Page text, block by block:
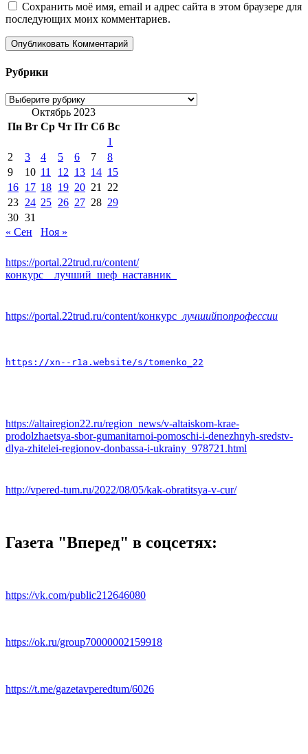
Сохранить моё имя, email и адрес сайта в этом браузере для
последующих моих комментариев.
Рубрики
Рубрики
Октябрь 2023
Пн Вт Ср Чт Пт Сб Вс
1
2
3 4 5 6 7
8
9
10 11 12 13 14 15
16 17 18 19 20 21
22
23 24 25 26 27 28 29
30 31
« Сен
Ноя »
https://portal.22trud.ru/content/
конкурс__лучший_шеф_наставник_
https://portal.22trud.ru/content/конкурс _лучшийпопрофессии
https://xn--r1a.website/s/tomenko_22
https://altairegion22.ru/region_news/v-altaiskom-krae-
prodolzhaetsya-sbor-gumanitarnoi-pomoschi-i-denezhnyh-sredstv-
dlya-zhitelei-regionov-donbassa-i-ukrainy_978721.html
http://vpered-tum.ru/2022/08/05/kak-obratitsya-v-cur/
Газета "Вперед" в соцсетях:
https://vk.com/public212646080
https://ok.ru/group70000002159918
https://t.me/gazetavperedtum/6026